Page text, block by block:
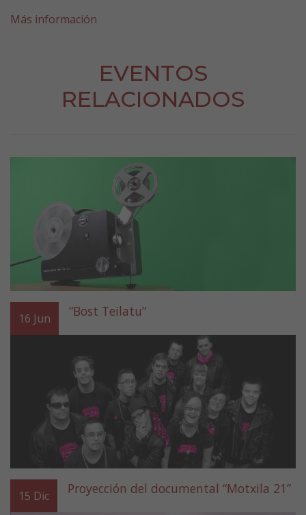
Más información
EVENTOS
RELACIONADOS
16 Jun “Bost Teilatu”
15 Dic Proyección del documental “Motxila 21”